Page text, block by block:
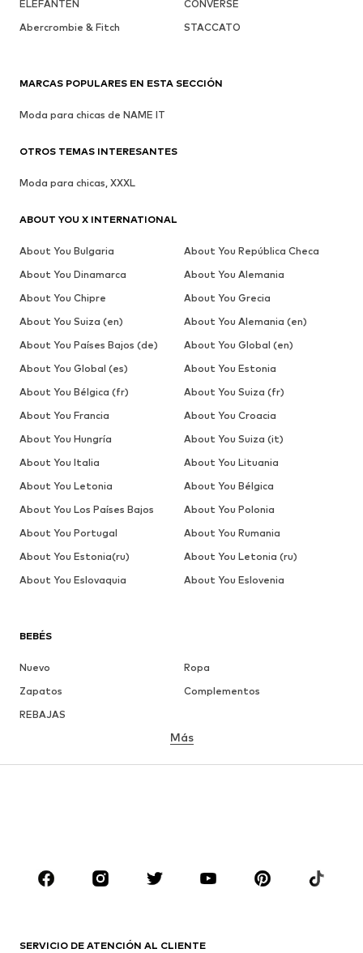
ELEFANTEN
CONVERSE
Abercrombie & Fitch
STACCATO
BEBÉS
Nuevo
Ropa
Zapatos
Complementos
REBAJAS
MARCAS
PUMA
Liewood
Más
SERVICIO DE ATENCIÓN AL CLIENTE
MARCAS POPULARES EN ESTA SECCIÓN
Moda para chicas de NAME IT
OTROS TEMAS INTERESANTES
Moda para chicas, XXXL
ABOUT YOU X INTERNATIONAL
About You Bulgaria
About You República Checa
About You Dinamarca
About You Alemania
About You Chipre
About You Grecia
About You Suiza (en)
About You Alemania (en)
About You Países Bajos (de)
About You Global (en)
About You Global (es)
About You Estonia
About You Bélgica (fr)
About You Suiza (fr)
About You Francia
About You Croacia
About You Hungría
About You Suiza (it)
About You Italia
About You Lituania
About You Letonia
About You Bélgica
About You Los Países Bajos
About You Polonia
About You Portugal
About You Rumania
About You Estonia(ru)
About You Letonia (ru)
About You Eslovaquia
About You Eslovenia